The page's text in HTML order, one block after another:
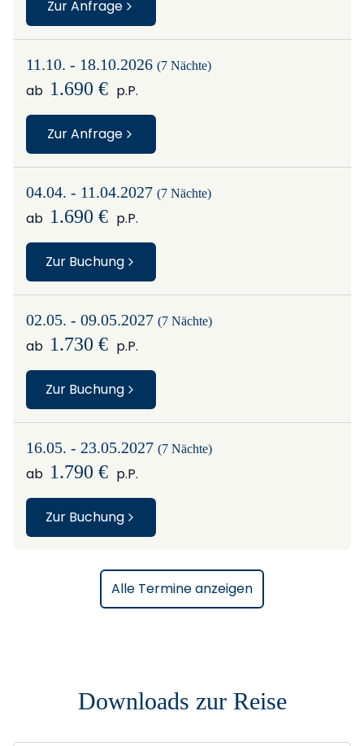
Zur Anfrage
11.10. - 18.10.2026 (7 Nächte)
ab 1.690 € p.P.
Zur Anfrage
04.04. - 11.04.2027 (7 Nächte)
ab 1.690 € p.P.
Zur Buchung
02.05. - 09.05.2027 (7 Nächte)
ab 1.730 € p.P.
Zur Buchung
16.05. - 23.05.2027 (7 Nächte)
ab 1.790 € p.P.
Zur Buchung
Alle Termine anzeigen
Downloads zur Reise